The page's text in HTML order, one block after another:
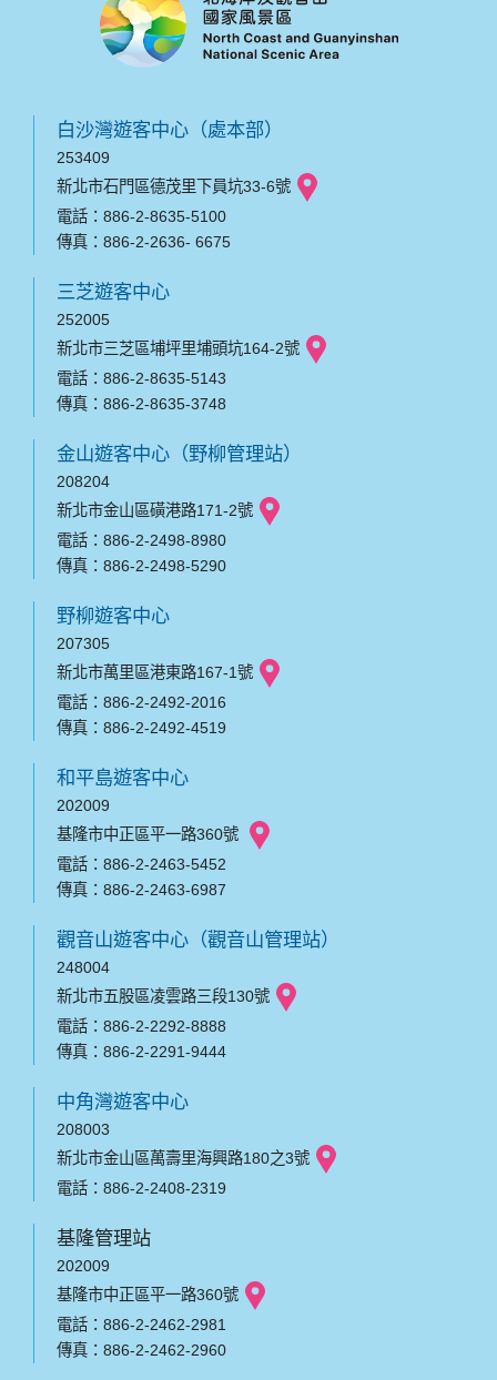
白沙灣遊客中心（處本部）
253409
新北市石門區德茂里下員坑33-6號
電話：886-2-8635-5100
傳真：886-2-2636- 6675
三芝遊客中心
252005
新北市三芝區埔坪里埔頭坑164-2號
電話：886-2-8635-5143
傳真：886-2-8635-3748
金山遊客中心（野柳管理站）
208204
新北市金山區磺港路171-2號
電話：886-2-2498-8980
傳真：886-2-2498-5290
野柳遊客中心
207305
新北市萬里區港東路167-1號
電話：886-2-2492-2016
傳真：886-2-2492-4519
和平島遊客中心
202009
基隆市中正區平一路360號
電話：886-2-2463-5452
傳真：886-2-2463-6987
觀音山遊客中心（觀音山管理站）
248004
新北市五股區凌雲路三段130號
電話：886-2-2292-8888
傳真：886-2-2291-9444
中角灣遊客中心
208003
新北市金山區萬壽里海興路180之3號
電話：886-2-2408-2319
基隆管理站
202009
基隆市中正區平一路360號
電話：886-2-2462-2981
傳真：886-2-2462-2960